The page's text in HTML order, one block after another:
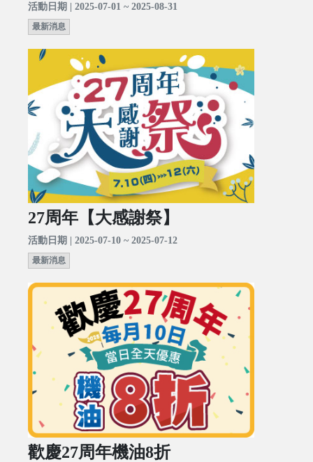
活動日期 | 2025-07-01 ~ 2025-08-31
最新消息
27周年【大感謝祭】
活動日期 | 2025-07-10 ~ 2025-07-12
最新消息
歡慶27周年機油8折